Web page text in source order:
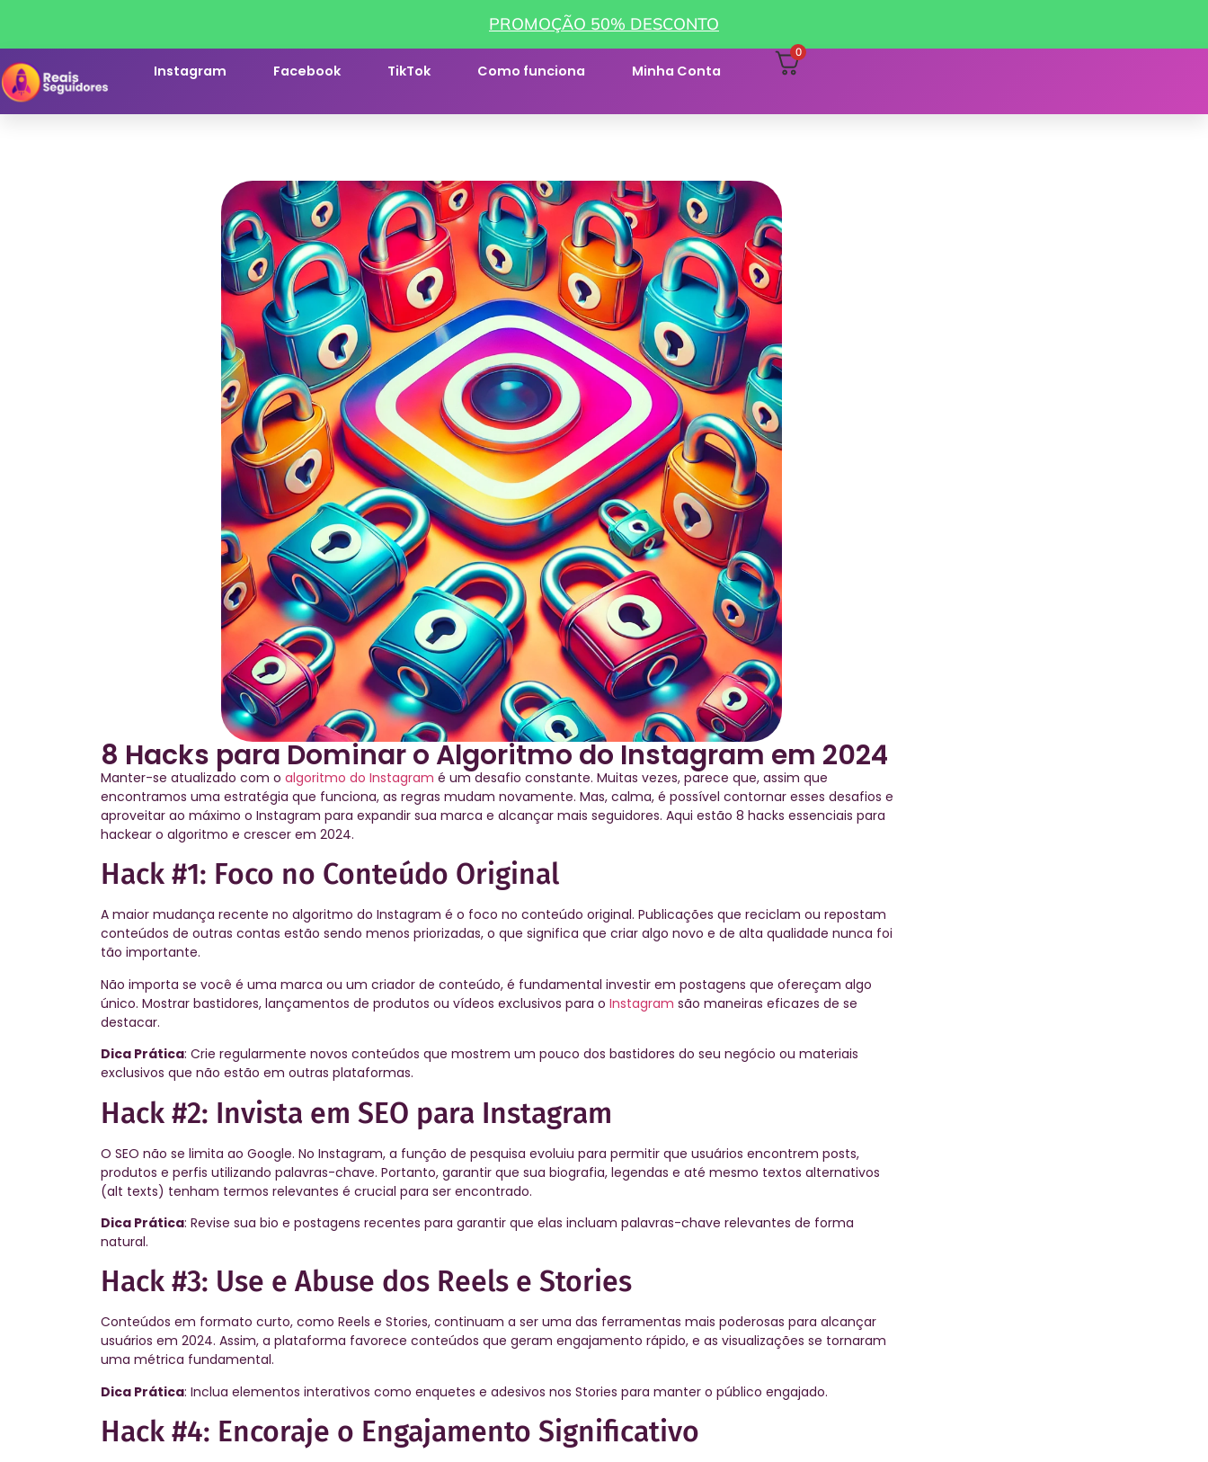
PROMOÇÃO 50% DESCONTO
Instagram Facebook TikTok Como funciona Minha Conta
0
8 Hacks para Dominar o Algoritmo do Instagram em 2024
Manter-se atualizado com o algoritmo do Instagram é um desafio constante. Muitas vezes, parece que, assim que
encontramos uma estratégia que funciona, as regras mudam novamente. Mas, calma, é possível contornar esses desafios e
aproveitar ao máximo o Instagram para expandir sua marca e alcançar mais seguidores. Aqui estão 8 hacks essenciais para
hackear o algoritmo e crescer em 2024.
Hack #1: Foco no Conteúdo Original
A maior mudança recente no algoritmo do Instagram é o foco no conteúdo original. Publicações que reciclam ou repostam
conteúdos de outras contas estão sendo menos priorizadas, o que significa que criar algo novo e de alta qualidade nunca foi
tão importante.
Não importa se você é uma marca ou um criador de conteúdo, é fundamental investir em postagens que ofereçam algo
único. Mostrar bastidores, lançamentos de produtos ou vídeos exclusivos para o Instagram são maneiras eficazes de se
destacar.
Dica Prática: Crie regularmente novos conteúdos que mostrem um pouco dos bastidores do seu negócio ou materiais
exclusivos que não estão em outras plataformas.
Hack #2: Invista em SEO para Instagram
O SEO não se limita ao Google. No Instagram, a função de pesquisa evoluiu para permitir que usuários encontrem posts,
produtos e perfis utilizando palavras-chave. Portanto, garantir que sua biografia, legendas e até mesmo textos alternativos
(alt texts) tenham termos relevantes é crucial para ser encontrado.
Dica Prática: Revise sua bio e postagens recentes para garantir que elas incluam palavras-chave relevantes de forma
natural.
Hack #3: Use e Abuse dos Reels e Stories
Conteúdos em formato curto, como Reels e Stories, continuam a ser uma das ferramentas mais poderosas para alcançar
usuários em 2024. Assim, a plataforma favorece conteúdos que geram engajamento rápido, e as visualizações se tornaram
uma métrica fundamental.
Dica Prática: Inclua elementos interativos como enquetes e adesivos nos Stories para manter o público engajado.
Hack #4: Encoraje o Engajamento Significativo